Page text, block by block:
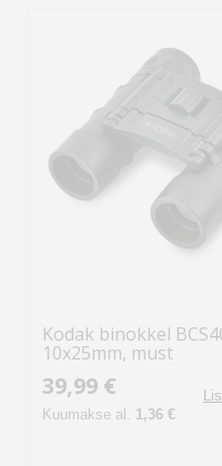
Kodak binokkel
10x25mm, must
39,99 €
Kuumakse al. 1,36 €